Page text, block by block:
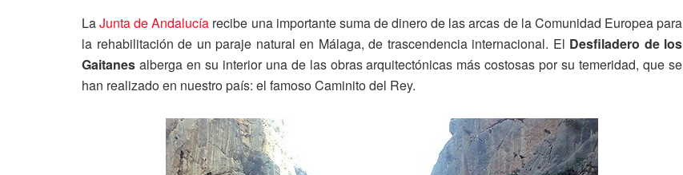
LaJunta de Andalucía recibe una importante suma de dinero de las arcas de la Comunidad Europea para
la rehabilitación de un paraje natural en Málaga, de trascendencia internacional. El Desfiladero de los
Gaitanes alberga en su interior una de las obras arquitectónicas más costosas por su temeridad, que se
han realizado en nuestro país: el famoso Caminito del Rey.